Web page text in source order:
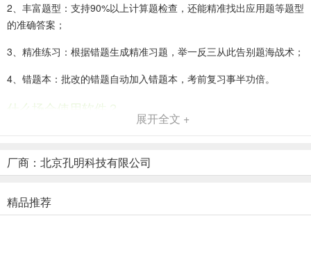
2、丰富题型：支持90%以上计算题检查，还能精准找出应用题等题型
的准确答案；
3、精准练习：根据错题生成精准习题，举一反三从此告别题海战术；
4、错题本：批改的错题自动加入错题本，考前复习事半功倍。
什么场合使用软件？
2、不知道孩子学习哪里薄弱，只能靠题海战术；
支持哪些题型？
展开全文 +
厂商：北京孔明科技有限公司
精品推荐